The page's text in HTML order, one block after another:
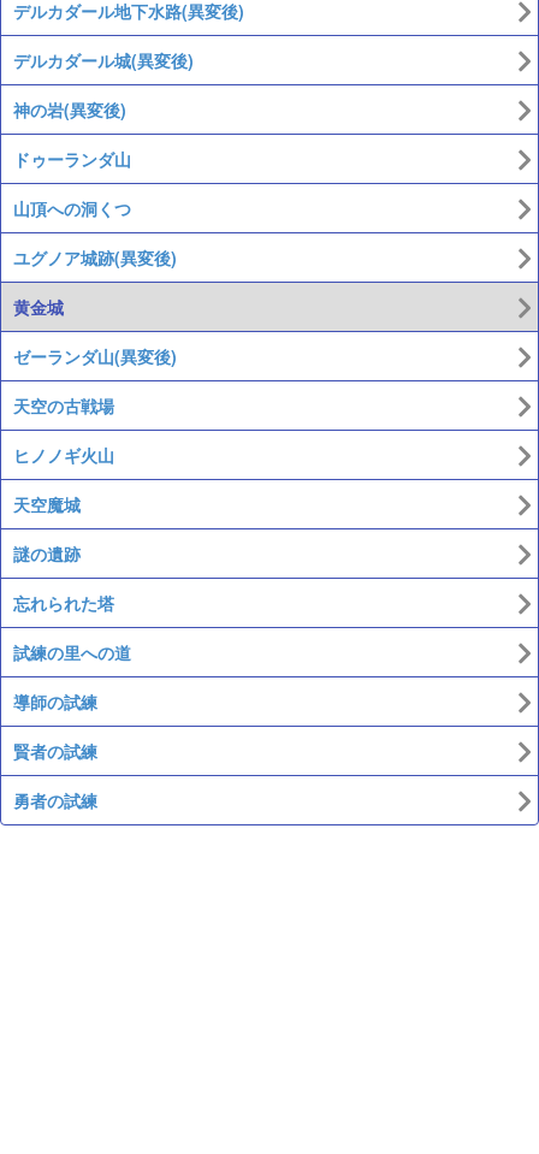
デルカダール地下水路(異変後)
デルカダール城(異変後)
神の岩(異変後)
ドゥーランダ山
山頂への洞くつ
ユグノア城跡(異変後)
黄金城
ゼーランダ山(異変後)
天空の古戦場
ヒノノギ火山
天空魔城
謎の遺跡
忘れられた塔
試練の里への道
導師の試練
賢者の試練
勇者の試練